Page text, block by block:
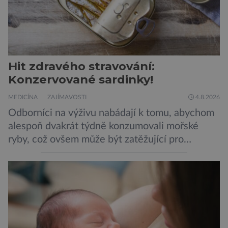
Hit zdravého stravování:
Konzervované sardinky!
MEDICÍNA ZAJÍMAVOSTI 4.8.2026
Odborníci na výživu nabádají k tomu, abychom
alespoň dvakrát týdně konzumovali mořské
ryby, což ovšem může být zatěžující pro
doporučení se nyní staly konzervované
sardinky, které si může dovolit opravdu každý
„Místo toho, aby poskytovaly izolované
mononutrienty, jsou rybí konzervy kompletní
potravinou,“ říká nutriční specialista Colin